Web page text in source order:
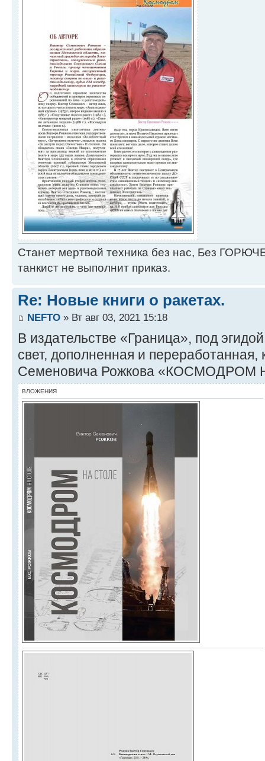
Станет мертвой техника без нас, Без
танкист не выполнит приказ.
Re: Новые книги о ракетах.
NEFTO » Вт авг 03, 2021 15:18
В издательстве «Граница», под
свет, дополненная и переработанная,
Семеновича Рожкова «КОСМОДРОМ
ВЛОЖЕНИЯ